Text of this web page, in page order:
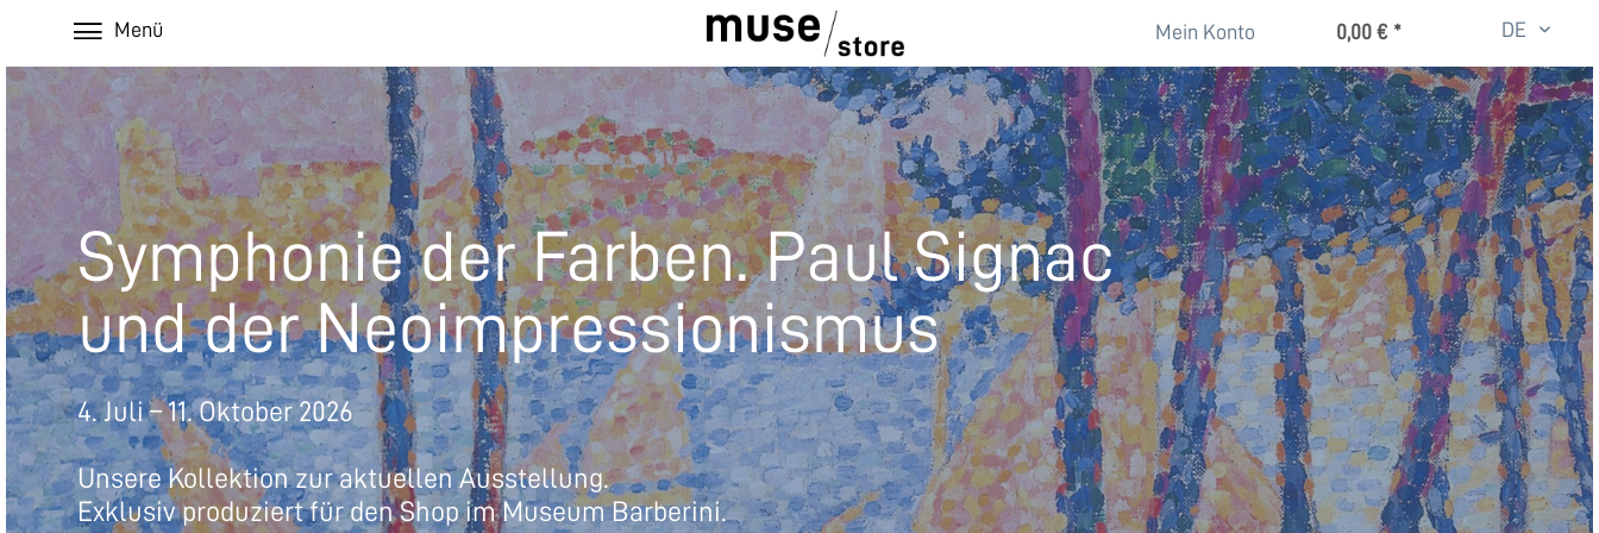
Mein Konto 0,00 € *
Menü DE
Symphonie der Farben. Paul Signac
und der Neoimpressionismus
4. Juli – 11. Oktober 2026
Unsere Kollektion zur aktuellen Ausstellung.
Exklusiv produziert für den Shop im Museum Barberini.